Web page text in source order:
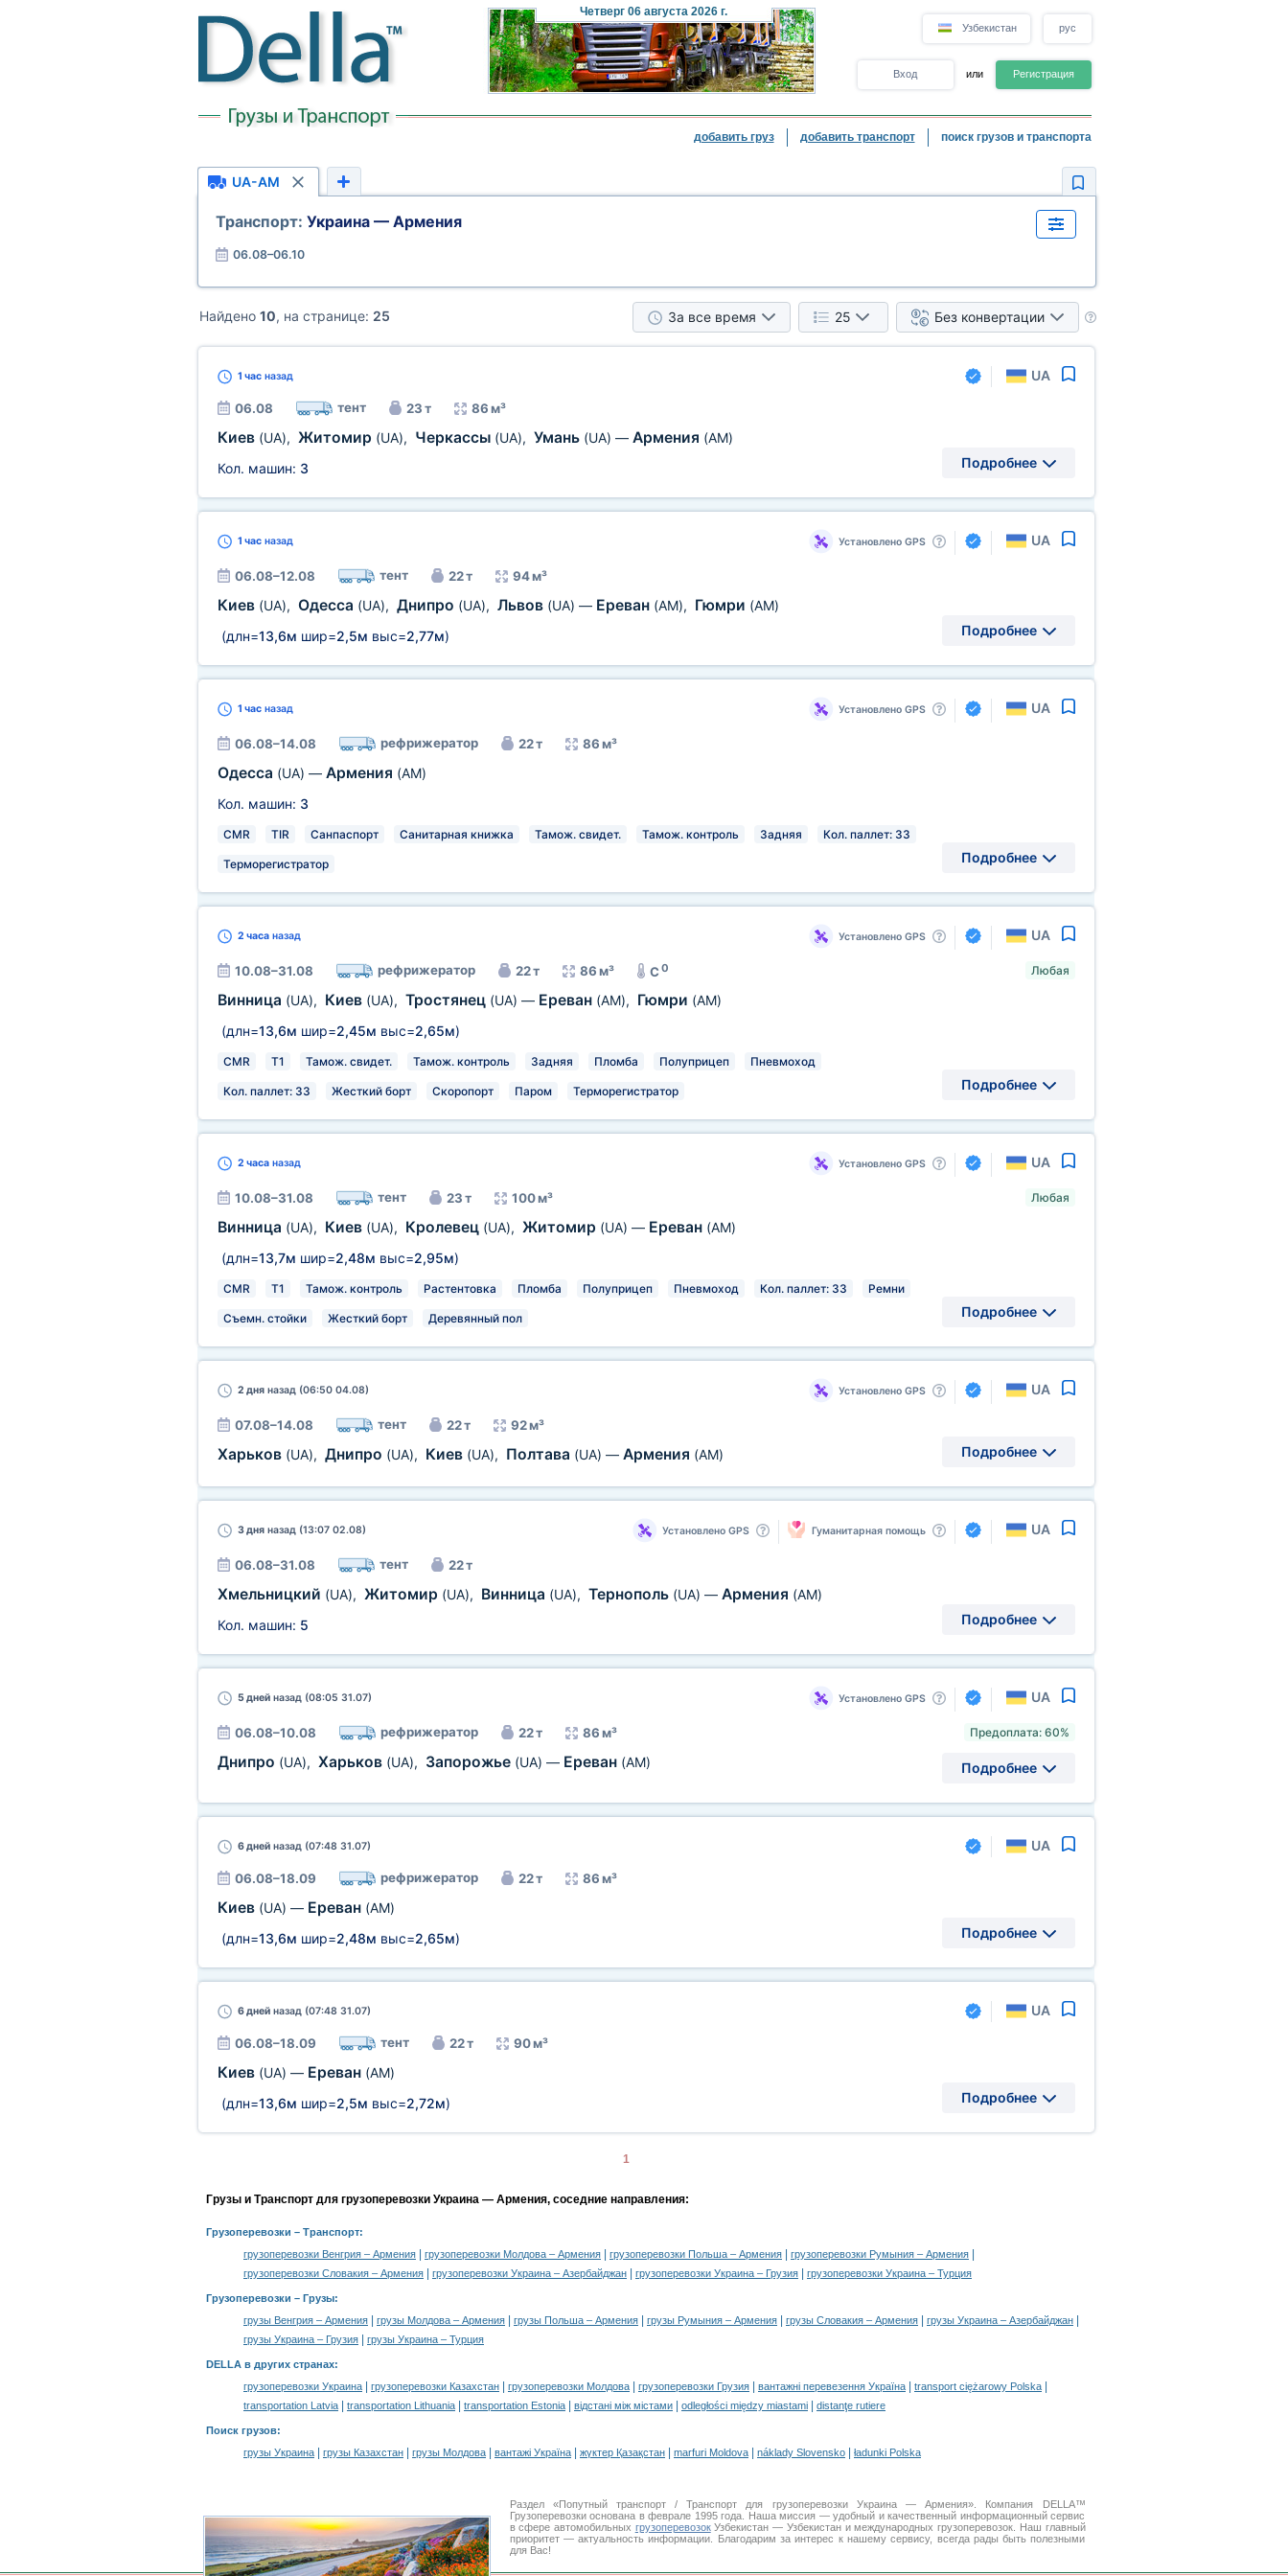
Четверг 06 августа 2026 г.
Узбекистан рус
Вход или Регистрация
добавить груз добавить транспорт поиск грузов и транспорта
UA-AM
Транспорт: Украина — Армения
06.08–06.10
Найдено 10, на странице: 25 За все время 25 Без конвертации
1 часназад UA
06.08 тент 23 т 86 м³
Киев (UA), Житомир (UA), Черкассы (UA), Умань (UA) — Армения (AM)
Кол. машин: 3 Подробнее
1 часназад Установлено GPS UA
06.08–12.08 тент 22 т 94 м³
Киев (UA), Одесса (UA), Днипро (UA), Львов (UA) — Ереван (AM), Гюмри (AM)
(длн=13,6м шир=2,5м выс=2,77м) Подробнее
1 часназад Установлено GPS UA
06.08–14.08 рефрижератор 22 т 86 м³
Одесса (UA) — Армения (AM)
Кол. машин: 3
CMR TIR Санпаспорт Санитарная книжка Тамож. свидет. Тамож. контроль Задняя Кол. паллет: 33
Терморегистратор Подробнее
2 часаназад Установлено GPS UA
10.08–31.08 рефрижератор 22 т 86 м³ C0
Винница (UA), Киев (UA), Тростянец (UA) — Ереван (AM), Гюмри (AM)
(длн=13,6м шир=2,45м выс=2,65м)
CMR T1 Тамож. свидет. Тамож. контроль Задняя Пломба Полуприцеп Пневмоход
Кол. паллет: 33 Жесткий борт Скоропорт Паром Терморегистратор
Любая
Подробнее
2 часаназад Установлено GPS UA
10.08–31.08 тент 23 т 100 м³
Винница (UA), Киев (UA), Кролевец (UA), Житомир (UA) — Ереван (AM)
(длн=13,7м шир=2,48м выс=2,95м)
CMR T1 Тамож. контроль Растентовка Пломба Полуприцеп Пневмоход Кол. паллет: 33 Ремни
Съемн. стойки Жесткий борт Деревянный пол
Любая
Подробнее
2 дняназад (06:50 04.08) Установлено GPS UA
07.08–14.08 тент 22 т 92 м³
Харьков (UA), Днипро (UA), Киев (UA), Полтава (UA) — Армения (AM) Подробнее
3 дняназад (13:07 02.08) Установлено GPS Гуманитарная помощь UA
06.08–31.08 тент 22 т
Хмельницкий (UA), Житомир (UA), Винница (UA), Тернополь (UA) — Армения (AM)
Кол. машин: 5 Подробнее
5 днейназад (08:05 31.07) Установлено GPS UA
06.08–10.08 рефрижератор 22 т 86 м³
Днипро (UA), Харьков (UA), Запорожье (UA) — Ереван (AM)
Предоплата: 60%
Подробнее
6 днейназад (07:48 31.07) UA
06.08–18.09 рефрижератор 22 т 86 м³
Киев (UA) — Ереван (AM)
(длн=13,6м шир=2,48м выс=2,65м) Подробнее
6 днейназад (07:48 31.07) UA
06.08–18.09 тент 22 т 90 м³
Киев (UA) — Ереван (AM)
(длн=13,6м шир=2,5м выс=2,72м) Подробнее
1
Грузы и Транспорт для грузоперевозки Украина — Армения, соседние направления:
Грузоперевозки – Транспорт:
грузоперевозки Венгрия – Армения
грузоперевозки Молдова – Армения грузоперевозки Польша – Армения грузоперевозки Румыния – Армения
грузоперевозки Словакия – Армения грузоперевозки Украина – Азербайджан грузоперевозки Украина – Грузия грузоперевозки Украина – Турция
Грузоперевозки – Грузы:
грузы Венгрия – Армения
грузы Молдова – Армения грузы Польша – Армения грузы Румыния – Армения грузы Словакия – Армения грузы Украина – Азербайджан
грузы Украина – Грузия грузы Украина – Турция
DELLA в других странах:
грузоперевозки Украина
грузоперевозки Казахстан грузоперевозки Молдова грузоперевозки Грузия вантажні перевезення Україна transport ciężarowy Polska
transportation Latvia transportation Lithuania transportation Estonia відстані між містами odległości między miastami distanţe rutiere
Поиск грузов:
грузы Украина
грузы Казахстан грузы Молдова вантажі Україна жүктер Қазақстан marfuri Moldova náklady Slovensko ładunki Polska
Раздел «Попутный транспорт / Транспорт для грузоперевозки Украина — Армения». Компания DELLA™
Грузоперевозки основана в феврале 1995 года. Наша миссия — удобный и качественный информационный сервис
в сфере автомобильных грузоперевозокУзбекистан — Узбекистан и международных грузоперевозок. Наш главный
приоритет — актуальность информации. Благодарим за интерес к нашему сервису, всегда рады быть полезными
для Вас!